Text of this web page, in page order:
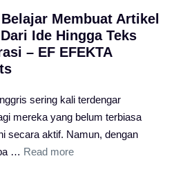
Membuat Artikel
Ide Hingga Teks
– EF EFEKTA
sering kali terdengar
mereka yang belum terbiasa
secara aktif. Namun, dengan
… Read more